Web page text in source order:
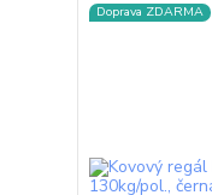
Doprava ZDARMA